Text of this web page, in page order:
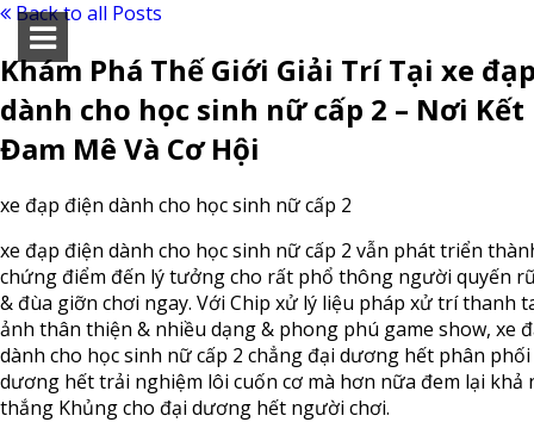
Back to all Posts
Khám Phá Thế Giới Giải Trí Tại xe
dành cho học sinh nữ cấp 2 – Nơi
Đam Mê Và Cơ Hội
xe đạp điện dành cho học sinh nữ cấp 2
xe đạp điện dành cho học sinh nữ cấp 2 vẫn phát triển
chứng điểm đến lý tưởng cho rất phổ thông người quyến
& đùa giỡn chơi ngay. Với Chip xử lý liệu pháp xử trí thanh
ảnh thân thiện & nhiều dạng & phong phú game show, xe
dành cho học sinh nữ cấp 2 chẳng đại dương hết phân
dương hết trải nghiệm lôi cuốn cơ mà hơn nữa đem lại khả
thắng Khủng cho đại dương hết người chơi.